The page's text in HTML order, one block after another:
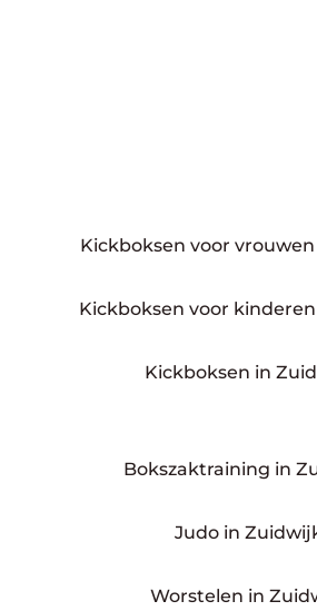
Kickboksen voor
Kickboksen voor
Kickboksen in
Bokszaktraining in
Judo in
Worstelen in